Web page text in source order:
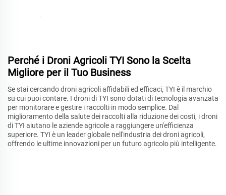
Perché i Droni Agricoli TYI Sono la Scelta
Migliore per il Tuo Business
Se stai cercando droni agricoli affidabili ed efficaci, TYI è il marchio
su cui puoi contare. I droni di TYI sono dotati di tecnologia avanzata
per monitorare e gestire i raccolti in modo semplice. Dal
miglioramento della salute dei raccolti alla riduzione dei costi, i droni
di TYI aiutano le aziende agricole a raggiungere un'efficienza
superiore. TYI è un leader globale nell'industria dei droni agricoli,
offrendo le ultime innovazioni per un futuro agricolo più intelligente.